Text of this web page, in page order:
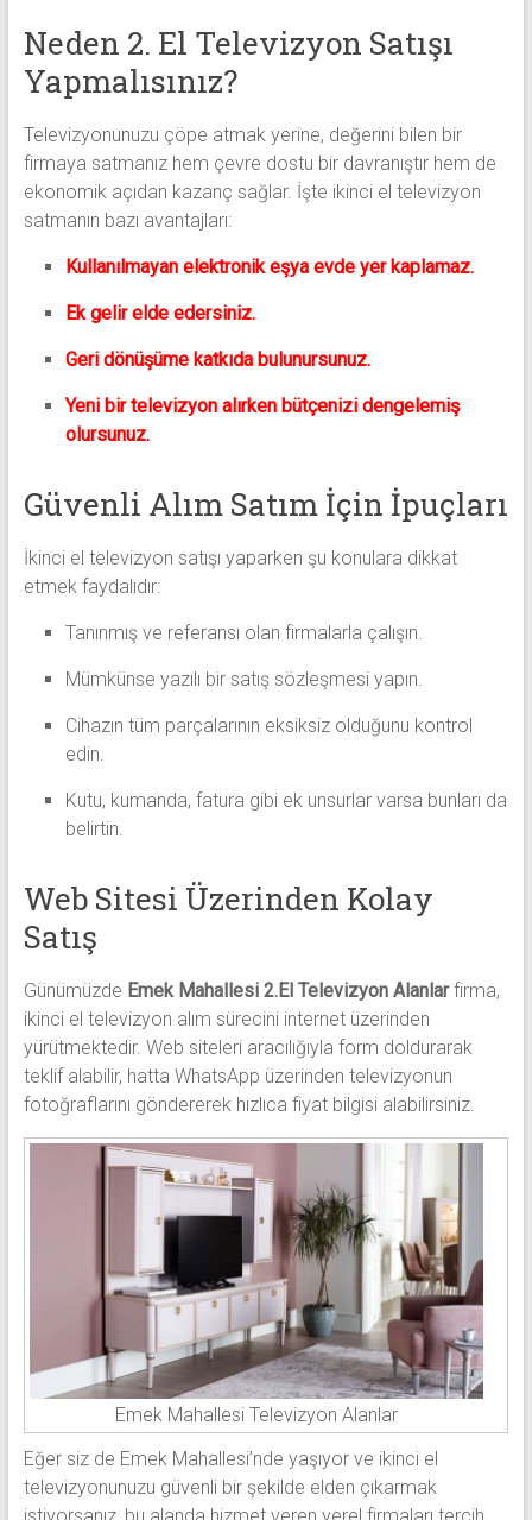
Neden 2. El Televizyon Satışı
Yapmalısınız?
Televizyonunuzu çöpe atmak yerine, değerini bilen bir
firmaya satmanız hem çevre dostu bir davranıştır hem de
ekonomik açıdan kazanç sağlar. İşte ikinci el televizyon
satmanın bazı avantajları:
Kullanılmayan elektronik eşya evde yer kaplamaz.
Ek gelir elde edersiniz.
Geri dönüşüme katkıda bulunursunuz.
Yeni bir televizyon alırken bütçenizi dengelemiş
olursunuz.
Güvenli Alım Satım İçin İpuçları
İkinci el televizyon satışı yaparken şu konulara dikkat
etmek faydalıdır:
Tanınmış ve referansı olan firmalarla çalışın.
Mümkünse yazılı bir satış sözleşmesi yapın.
Cihazın tüm parçalarının eksiksiz olduğunu kontrol
edin.
Kutu, kumanda, fatura gibi ek unsurlar varsa bunları da
belirtin.
Web Sitesi Üzerinden Kolay
Satış
Günümüzde Emek Mahallesi 2.El Televizyon Alanlarfirma,
ikinci el televizyon alım sürecini internet üzerinden
yürütmektedir. Web siteleri aracılığıyla form doldurarak
teklif alabilir, hatta WhatsApp üzerinden televizyonun
fotoğraflarını göndererek hızlıca fiyat bilgisi alabilirsiniz.
Emek Mahallesi Televizyon Alanlar
Eğer siz de Emek Mahallesi’nde yaşıyor ve ikinci el
televizyonunuzu güvenli bir şekilde elden çıkarmak